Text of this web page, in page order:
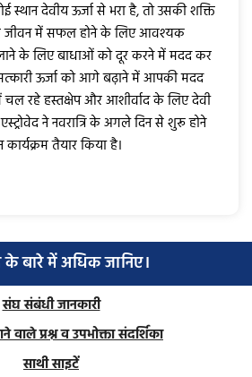
स्थान देवीय ऊर्जा से भरा है, तो उसकी शक्ति
जीवन में सफल होने के लिए आवश्यक
के लिए बाधाओं को दूर करने में मदद कर
ऊर्जा को आगे बढ़ाने में आपकी मदद
रहे हस्तक्षेप और आशीर्वाद के लिए देवी
ने नवरात्रि के अगले दिन से शुरू होने
कार्यक्रम तैयार किया है।
के बारे में अधिक जानिए।
संघ संबंधी जानकारी
वाले प्रश्न व उपभोक्ता संदर्शिका
साथी साइटें